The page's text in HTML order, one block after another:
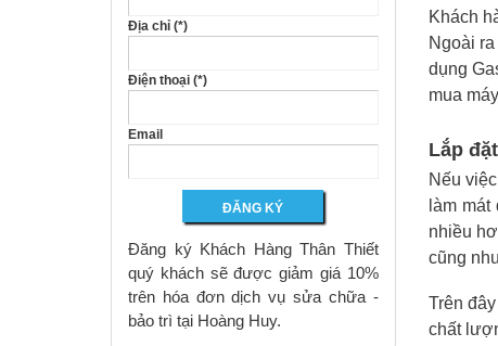
Khách
Ngoài
dụng
mua
Lắp
Nếu
làm
nhiều
cũng
Trên
chất
Địa chỉ (*)
Điện thoại (*)
Email
Đăng ký Khách Hàng Thân Thiết
quý khách sẽ được giảm giá 10%
trên hóa đơn dịch vụ sửa chữa -
bảo trì tại Hoàng Huy.